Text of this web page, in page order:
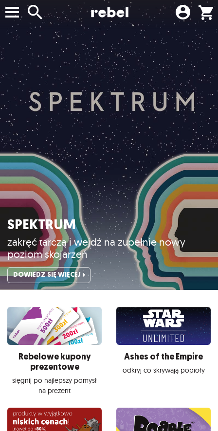
SPEKTRUM
zakręć tarczą i wejdź na zupełnie nowy
poziom skojarzeń
DOWIEDZ SIĘ WIĘCEJ
Rebelowe kupony
prezentowe
sięgnij po najlepszy pomysł
na prezent
Ashes of the Empire
odkryj co skrywają popioły